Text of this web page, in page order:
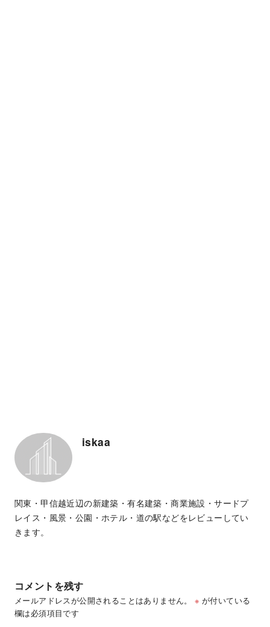
iskaa
関東・甲信越近辺の新建築・有名建築・商業施設・サードプ
レイス・風景・公園・ホテル・道の駅などをレビューしてい
きます。
コメントを残す
メールアドレスが公開されることはありません。 ※ が付いている
欄は必須項目です